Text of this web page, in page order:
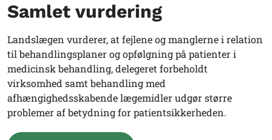
Samlet vurdering
Landslægen vurderer, at fejlene og manglerne i relation
til behandlingsplaner og opfølgning på patienter i
medicinsk behandling, delegeret forbeholdt
virksomhed samt behandling med
afhængighedsskabende lægemidler udgør større
problemer af betydning for patientsikkerheden.